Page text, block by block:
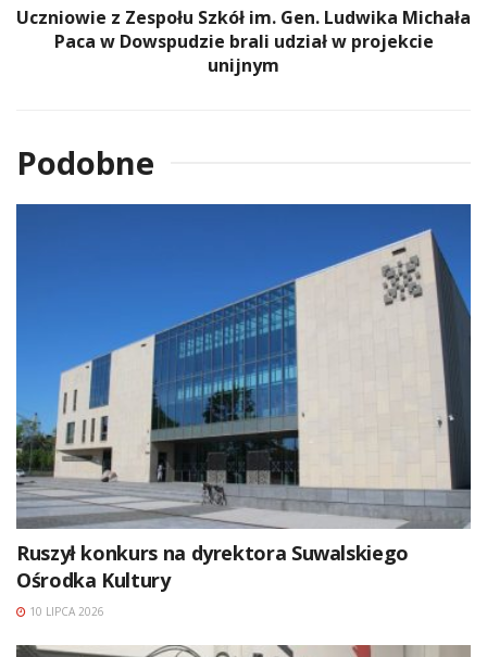
Uczniowie z Zespołu Szkół im. Gen. Ludwika Michała
Paca w Dowspudzie brali udział w projekcie
unijnym
Podobne
Ruszył konkurs na dyrektora Suwalskiego
Ośrodka Kultury
10 LIPCA 2026